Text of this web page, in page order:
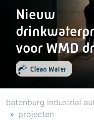
Nieuw
voor WMD
Clean Water
batenburg industrial
projecten